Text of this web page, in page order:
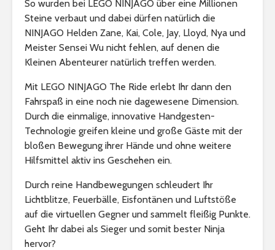
So wurden bei LEGO NINJAGO über eine Millionen
Steine verbaut und dabei dürfen natürlich die
NINJAGO Helden Zane, Kai, Cole, Jay, Lloyd, Nya und
Meister Sensei Wu nicht fehlen, auf denen die
Kleinen Abenteurer natürlich treffen werden.
Mit LEGO NINJAGO The Ride erlebt Ihr dann den
Fahrspaß in eine noch nie dagewesene Dimension.
Durch die einmalige, innovative Handgesten-
Technologie greifen kleine und große Gäste mit der
bloßen Bewegung ihrer Hände und ohne weitere
Hilfsmittel aktiv ins Geschehen ein.
Durch reine Handbewegungen schleudert Ihr
Lichtblitze, Feuerbälle, Eisfontänen und Luftstöße
auf die virtuellen Gegner und sammelt fleißig Punkte.
Geht Ihr dabei als Sieger und somit bester Ninja
hervor?